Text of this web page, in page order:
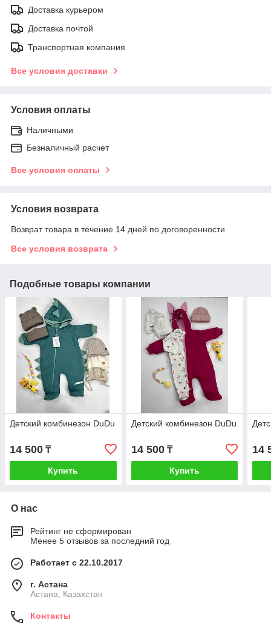
Доставка курьером
Доставка почтой
Транспортная компания
Все условия доставки
Условия оплаты
Наличными
Безналичный расчет
Все условия оплаты
Условия возврата
Возврат товара в течение 14 дней по договоренности
Все условия возврата
Подобные товары компании
Детский комбинезон DuDu
14 500 ₸
Купить
Детский комбинезон DuDu
14 500₸
Купить
14
О нас
Рейтинг не сформирован
Менее 5 отзывов за последний год
Работает с 22.10.2017
г. Астана
Астана, Казахстан
Контакты